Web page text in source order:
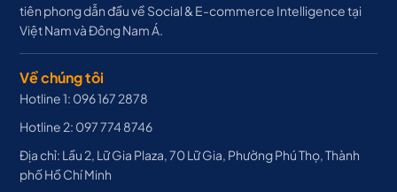
tiên phong dẫn đầu về Social & E-commerce Intelligence tại
Việt Nam và Đông Nam Á.
Về chúng tôi
Hotline 1: 096 167 2878
Hotline 2: 097 774 8746
Địa chỉ: Lầu 2, Lữ Gia Plaza, 70 Lữ Gia, Phường Phú Thọ, Thành
phố Hồ Chí Minh